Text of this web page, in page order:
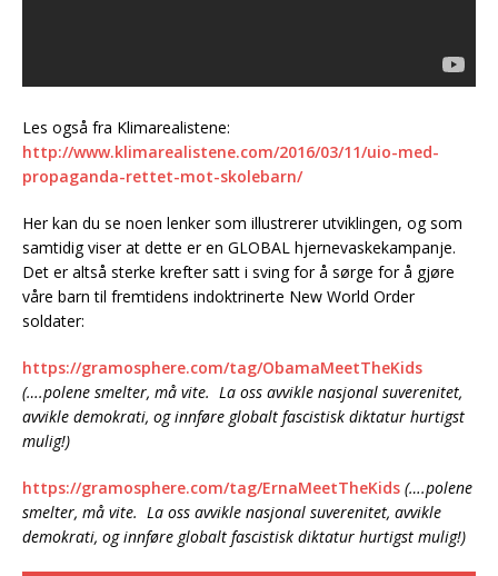
Les også fra Klimarealistene:
http://www.klimarealistene.com/2016/03/11/uio-med-
propaganda-rettet-mot-skolebarn/
Her kan du se noen lenker som illustrerer utviklingen, og som
samtidig viser at dette er en GLOBAL hjernevaskekampanje.
Det er altså sterke krefter satt i sving for å sørge for å gjøre
våre barn til fremtidens indoktrinerte New World Order
soldater:
https://gramosphere.com/tag/ObamaMeetTheKids
(….polene smelter, må vite. La oss avvikle nasjonal suverenitet,
avvikle demokrati, og innføre globalt fascistisk diktatur hurtigst
mulig!)
https://gramosphere.com/tag/ErnaMeetTheKids (….polene
smelter, må vite. La oss avvikle nasjonal suverenitet, avvikle
demokrati, og innføre globalt fascistisk diktatur hurtigst mulig!)